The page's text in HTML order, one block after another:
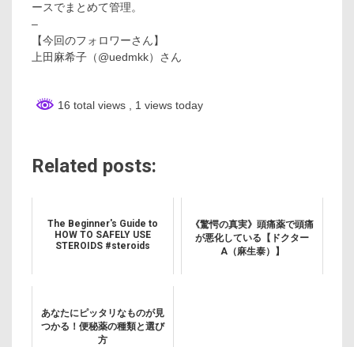
ースでまとめて管理。
–
【今回のフォロワーさん】
上田麻希子（@uedmkk）さん
16 total views , 1 views today
Related posts:
The Beginner's Guide to
HOW TO SAFELY USE
STEROIDS #steroids
《驚愕の真実》頭痛薬で頭痛
が悪化している【ドクター
A（麻生泰）】
あなたにピッタリなものが見
つかる！便秘薬の種類と選び
方